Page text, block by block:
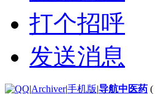
打个招呼
发送消息
|Archiver|手机版|导航中医药 (